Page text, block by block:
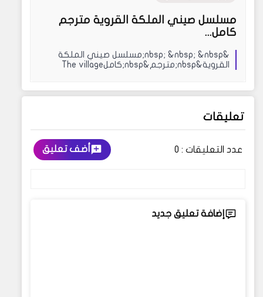
مسلسل صيني الملكة القروية مترجم
كامل...
&nbsp; &nbsp; &nbsp;مسلسل صيني الملكة
القروية&nbsp;مترجم&nbsp;كاملThe village
تعليقات
عدد التعليقات : 0 أضف تعليق
إضافة تعليق جديد